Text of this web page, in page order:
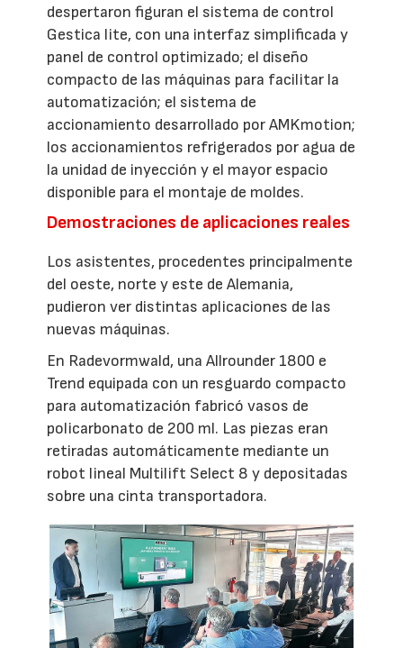
despertaron figuran el sistema de control
Gestica lite, con una interfaz simplificada y
panel de control optimizado; el diseño
compacto de las máquinas para facilitar la
automatización; el sistema de
accionamiento desarrollado por AMKmotion;
los accionamientos refrigerados por agua de
la unidad de inyección y el mayor espacio
disponible para el montaje de moldes.
Demostraciones de aplicaciones reales
Los asistentes, procedentes principalmente
del oeste, norte y este de Alemania,
pudieron ver distintas aplicaciones de las
nuevas máquinas.
En Radevormwald, una Allrounder 1800 e
Trend equipada con un resguardo compacto
para automatización fabricó vasos de
policarbonato de 200 ml. Las piezas eran
retiradas automáticamente mediante un
robot lineal Multilift Select 8 y depositadas
sobre una cinta transportadora.